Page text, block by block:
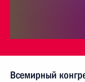
Всемирный